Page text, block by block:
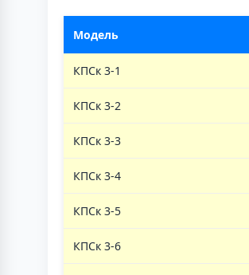
Модель
КПСк 3-1
КПСк 3-2
КПСк 3-3
КПСк 3-4
КПСк 3-5
КПСк 3-6